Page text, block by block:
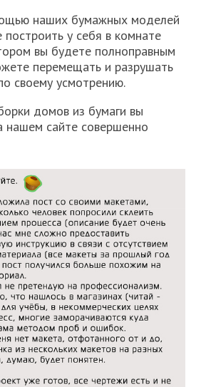
наших бумажных моделей
у себя в комнате
вы будете полноправным
перемещать и разрушать
своему усмотрению.
домов из бумаги вы
нашем сайте совершенно